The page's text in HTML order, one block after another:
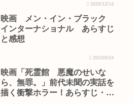
2020/12/14
映画 メン・イン・ブラック
インターナショナル あらすじ
と感想
2019/6/24
映画「死霊館 悪魔のせいな
ら、無罪。」前代未聞の実話を
描く衝撃ホラー！あらすじ・感